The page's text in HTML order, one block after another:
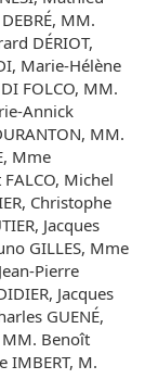
MM.
DÉRIOT,
Marie-Hélène
FOLCO, MM.
Annick
MM.
Mme
Michel
Christophe
Jacques
GILLES, Mme
Pierre
Jacques
GUENÉ,
MM. Benoît
IMBERT, M.